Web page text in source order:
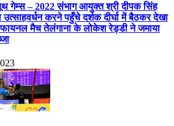
गेम्स – 2022 संभाग आयुक्त श्री दीपक सिंह
उत्साहवर्धन करने पहुँचे दर्शक दीर्घा में बैठकर देखा
फायनल मैच तेलंगाना के लोकेश रेड्डी ने जमाया